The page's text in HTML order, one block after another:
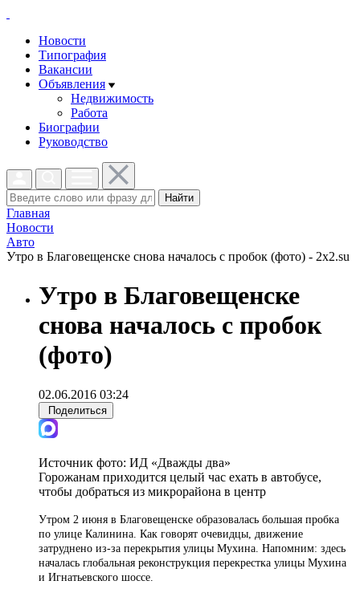
Новости
Типография
Вакансии
Объявления
Недвижимость
Работа
Биографии
Руководство
Найти
Главная
Новости
Авто
Утро в Благовещенске снова началось с пробок (фото) - 2x2.su
Утро в Благовещенске
снова началось с пробок
(фото)
02.06.2016 03:24
Поделиться
Источник фото: ИД «Дважды два»
Горожанам приходится целый час ехать в автобусе,
чтобы добраться из микрорайона в центр
Утром 2 июня в Благовещенске образовалась большая пробка
по улице Калинина. Как говорят очевидцы, движение
затруднено из-за перекрытия улицы Мухина. Напомним: здесь
началась глобальная реконструкция перекрестка улицы Мухина
и Игнатьевского шоссе.